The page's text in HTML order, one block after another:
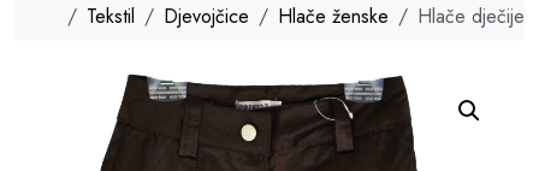
HomeTekstil Djevojčice Hlače ženske Hlače dječije